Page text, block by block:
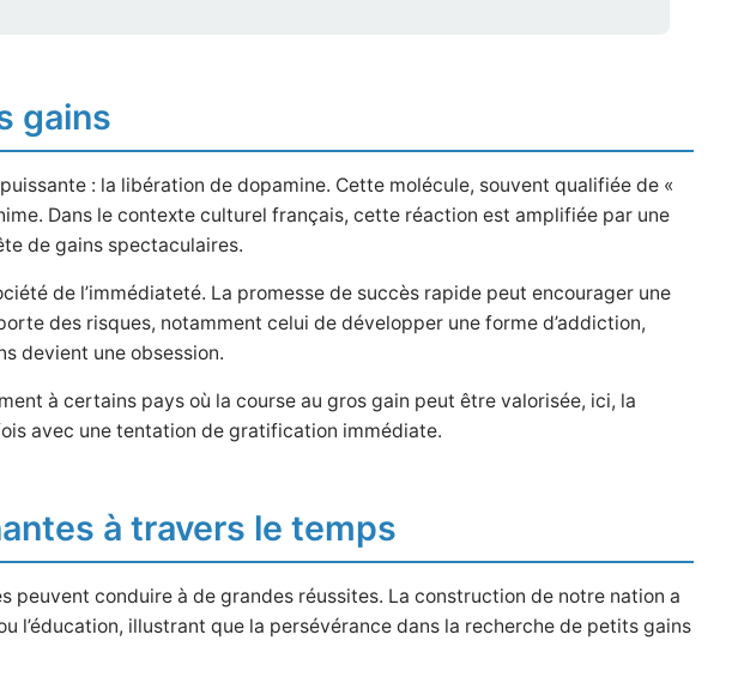
gains
: la libération de dopamine. Cette molécule, souvent qualifiée de «
Dans le contexte culturel français, cette réaction est amplifiée par une
de gains spectaculaires.
de l’immédiateté. La promesse de succès rapide peut encourager une
des risques, notamment celui de développer une forme d’addiction,
devient une obsession.
à certains pays où la course au gros gain peut être valorisée, ici, la
avec une tentation de gratification immédiate.
à travers le temps
peuvent conduire à de grandes réussites. La construction de notre nation a
l’éducation, illustrant que la persévérance dans la recherche de petits gains